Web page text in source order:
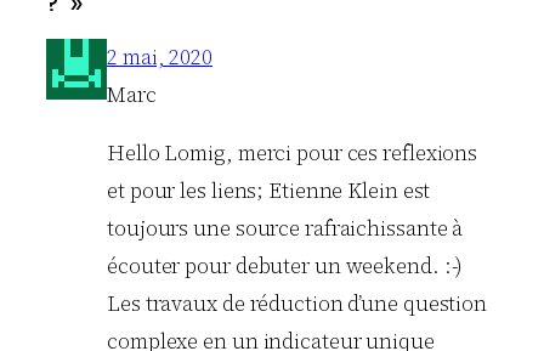
2 mai, 2020
Marc
Hello Lomig, merci pour ces reflexions
et pour les liens; Etienne Klein est
toujours une source rafraichissante à
écouter pour debuter un weekend. :-)
Les travaux de réduction d’une question
complexe en un indicateur unique